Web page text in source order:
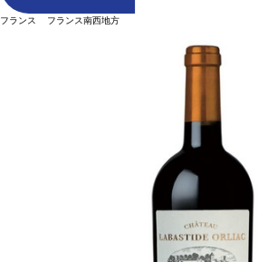
フランス フランス南西地方